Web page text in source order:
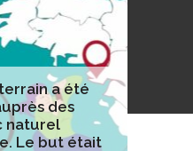
a été
des
naturel
Le but était